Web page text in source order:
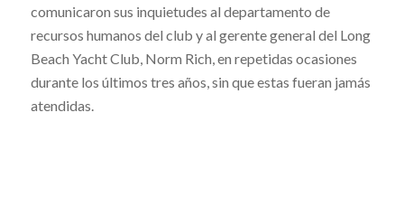
comunicaron sus inquietudes al departamento de
recursos humanos del club y al gerente general del Long
Beach Yacht Club, Norm Rich, en repetidas ocasiones
durante los últimos tres años, sin que estas fueran jamás
atendidas.